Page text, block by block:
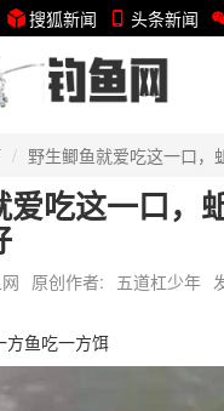
搜狐新闻 头条新闻
野生鲫鱼就爱吃这一口，
爱吃这一口，
原创作者: 五道杠少年
方鱼吃一方饵